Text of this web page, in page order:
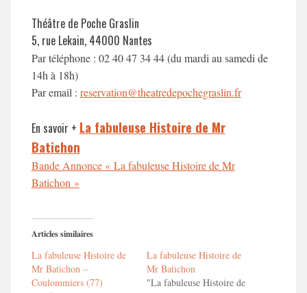
Théâtre de Poche Graslin
5, rue Lekain, 44000 Nantes
Par téléphone : 02 40 47 34 44 (du mardi au samedi de
14h à 18h)
Par email : reservation@theatredepochegraslin.fr
En savoir + La fabuleuse Histoire de Mr
Batichon
Bande Annonce « La fabuleuse Histoire de Mr
Batichon »
Articles similaires
La fabuleuse Histoire de
Mr Batichon –
Coulommiers (77)
La fabuleuse Histoire de
Mr Batichon
"La fabuleuse Histoire de